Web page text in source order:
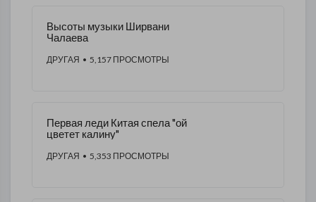
Высоты музыки Ширвани
Чалаева
ДРУГАЯ • 5,157 ПРОСМОТРЫ
Первая леди Китая спела "ой
цветет калину"
ДРУГАЯ • 5,353 ПРОСМОТРЫ